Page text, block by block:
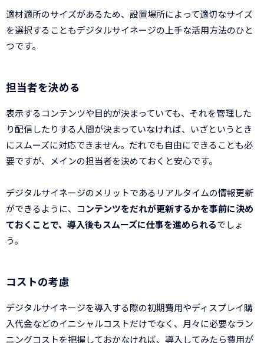
適材適所のサイズがあるため、設置場所によって適切なサイズ
を選択することもデジタルサイネージの上手な活用方法のひと
つです。
担当者を決める
表示するコンテンツや目的が決まっていても、それを管理した
り配信したりする人間が決まっていなければ、いざというとき
にスムーズに対応できません。だれでも自由にできることも必
要ですが、メインの担当者を決めておくと安心です。
デジタルサイネージのメリットであるリアルタイムの情報更新
ができるように、コンテンツをだれが更新するかを事前に決め
ておくことで、導入後もスムーズに仕事を進められるでしょ
う。
コストの考慮
デジタルサイネージを導入する際の初期費用やディスプレイ購
入代金などのイニシャルコストだけでなく、月々に必要なラン
ニングコストを把握しておかなければ、導入してみたら費用が